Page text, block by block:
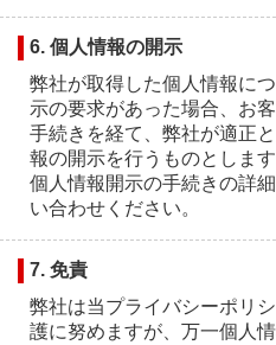
6. 個人情報の開示
弊社が取得した個人情報に
示の要求があった場合、お
手続きを経て、弊社が適正
報の開示を行うものとします
個人情報開示の手続きの詳
い合わせください。
7. 免責
弊社は当プライバシーポリ
護に努めますが、万一個人